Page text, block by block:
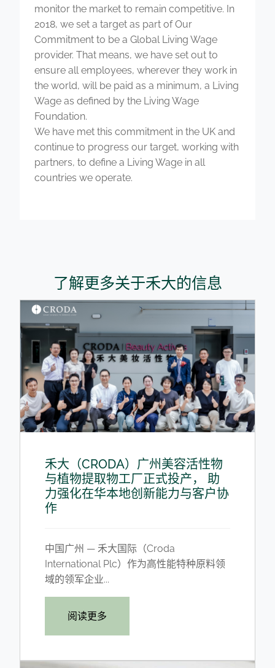
monitor the market to remain competitive. In
2018, we set a target as part of Our
Commitment to be a Global Living Wage
provider. That means, we have set out to
ensure all employees, wherever they work in
the world, will be paid as a minimum, a Living
Wage as defined by the Living Wage
Foundation.
We have met this commitment in the UK and
continue to progress our target, working with
partners, to define a Living Wage in all
countries we operate.
了解更多关于禾大的信息
禾大（CRODA）广州美容活性物
与植物提取物工厂正式投产， 助
力强化在华本地创新能力与客户协
作
中国广州 — 禾大国际（Croda
International Plc）作为高性能特种原料领
域的领军企业...
阅读更多